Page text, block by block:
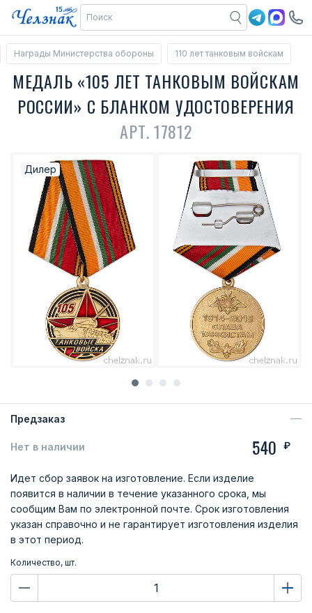
Награды Министерства обороны 110 лет танковым войскам
МЕДАЛЬ «105 ЛЕТ ТАНКОВЫМ ВОЙСКАМ
РОССИИ» С БЛАНКОМ УДОСТОВЕРЕНИЯ
АРТ. 17812
Дилер
Предзаказ
Нет в наличии 540 ₽
Идет сбор заявок на изготовление. Если изделие
появится в наличии в течение указанного срока, мы
сообщим Вам по электронной почте. Срок изготовления
указан справочно и не гарантирует изготовления изделия
в этот период.
Количество, шт.